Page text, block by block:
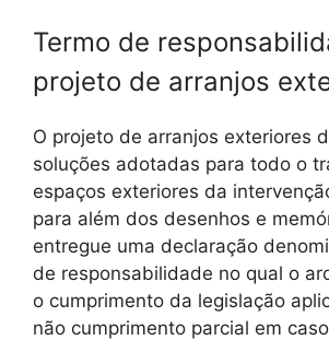
Termo de
projeto de arranjos
O projeto de arranjos exteriores
soluções adotadas para todo o
espaços exteriores da
para além dos desenhos e
entregue uma declaração
de responsabilidade no qual o
o cumprimento da legislação
não cumprimento parcial em